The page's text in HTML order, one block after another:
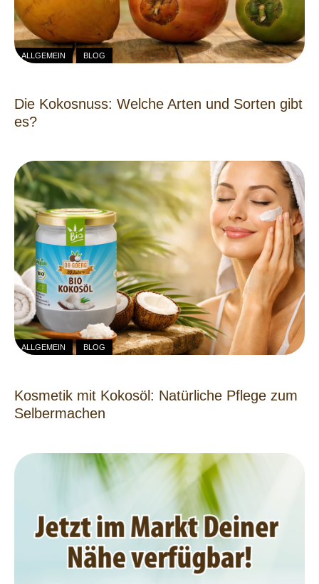
ALLGEMEIN BLOG
Die Kokosnuss: Welche Arten und Sorten gibt
es?
ALLGEMEIN BLOG
Kosmetik mit Kokosöl: Natürliche Pflege zum
Selbermachen